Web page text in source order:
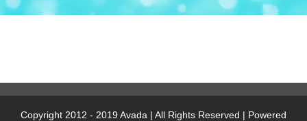
Copyright 2012 - 2019 Avada | All Rights Reserved | Powered